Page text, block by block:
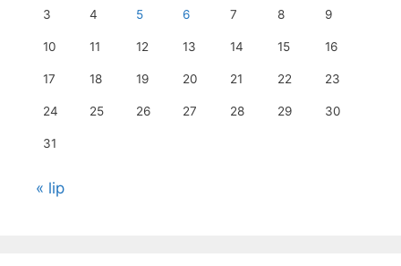
3 4 5 6 7 8 9
10 11 12 13 14 15 16
17 18 19 20 21 22 23
24 25 26 27 28 29 30
31
« lip